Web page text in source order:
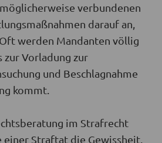
verbundenen
darauf an,
werden Mandanten völlig
zur Vorladung zur
und Beschlagnahme
kommt.
im Strafrecht
einer Straftat die Gewissheit,